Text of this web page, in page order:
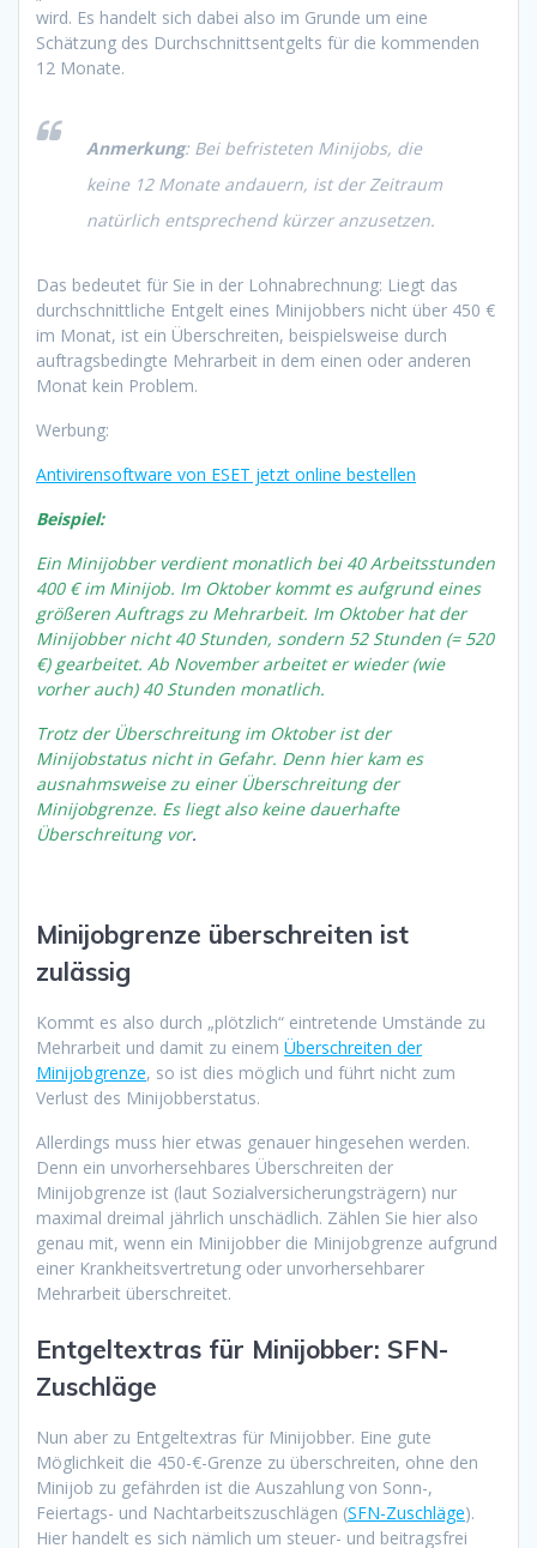
wird. Es handelt sich dabei also im Grunde um eine
Schätzung des Durchschnittsentgelts für die kommenden
12 Monate.
Anmerkung: Bei befristeten Minijobs, die
keine 12 Monate andauern, ist der Zeitraum
natürlich entsprechend kürzer anzusetzen.
Das bedeutet für Sie in der Lohnabrechnung: Liegt das
durchschnittliche Entgelt eines Minijobbers nicht über 450 €
im Monat, ist ein Überschreiten, beispielsweise durch
auftragsbedingte Mehrarbeit in dem einen oder anderen
Monat kein Problem.
Werbung:
Antivirensoftware von ESET jetzt online bestellen
Beispiel:
Ein Minijobber verdient monatlich bei 40 Arbeitsstunden
400 € im Minijob. Im Oktober kommt es aufgrund eines
größeren Auftrags zu Mehrarbeit. Im Oktober hat der
Minijobber nicht 40 Stunden, sondern 52 Stunden (= 520
€) gearbeitet. Ab November arbeitet er wieder (wie
vorher auch) 40 Stunden monatlich.
Trotz der Überschreitung im Oktober ist der
Minijobstatus nicht in Gefahr. Denn hier kam es
ausnahmsweise zu einer Überschreitung der
Minijobgrenze. Es liegt also keine dauerhafte
Überschreitung vor.
Minijobgrenze überschreiten ist
zulässig
Kommt es also durch „plötzlich“ eintretende Umstände zu
Mehrarbeit und damit zu einem Überschreiten der
Minijobgrenze, so ist dies möglich und führt nicht zum
Verlust des Minijobberstatus.
Allerdings muss hier etwas genauer hingesehen werden.
Denn ein unvorhersehbares Überschreiten der
Minijobgrenze ist (laut Sozialversicherungsträgern) nur
maximal dreimal jährlich unschädlich. Zählen Sie hier also
genau mit, wenn ein Minijobber die Minijobgrenze aufgrund
einer Krankheitsvertretung oder unvorhersehbarer
Mehrarbeit überschreitet.
Entgeltextras für Minijobber: SFN-
Zuschläge
Nun aber zu Entgeltextras für Minijobber. Eine gute
Möglichkeit die 450-€-Grenze zu überschreiten, ohne den
Minijob zu gefährden ist die Auszahlung von Sonn-,
Feiertags- und Nachtarbeitszuschlägen (SFN-Zuschläge).
Hier handelt es sich nämlich um steuer- und beitragsfrei